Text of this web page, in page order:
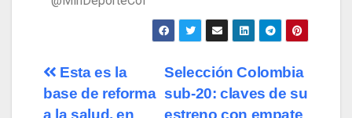
Selección Colombia
sub-20: claves de su
estreno con empate
Esta es la
base de reforma
a la salud, en